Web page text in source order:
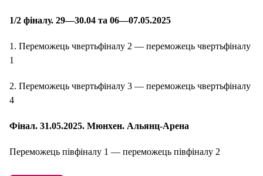
1/2 фіналу. 29—30.04 та 06—07.05.2025
1. Переможець чвертьфіналу 2 — переможець чвертьфіналу
1
2. Переможець чвертьфіналу 3 — переможець чвертьфіналу
4
Фінал. 31.05.2025. Мюнхен. Альянц-Арена
Переможець півфіналу 1 — переможець півфіналу 2